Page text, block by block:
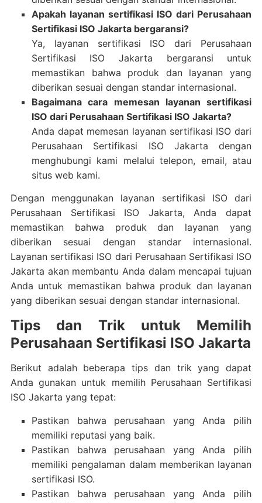
Apakah layanan sertifikasi ISO dari Perusahaan
Sertifikasi ISO Jakarta bergaransi?
Ya, layanan sertifikasi ISO dari Perusahaan
Sertifikasi ISO Jakarta bergaransi untuk
memastikan bahwa produk dan layanan yang
diberikan sesuai dengan standar internasional.
Bagaimana cara memesan layanan sertifikasi
ISO dari Perusahaan Sertifikasi ISO Jakarta?
Anda dapat memesan layanan sertifikasi ISO dari
Perusahaan Sertifikasi ISO Jakarta dengan
menghubungi kami melalui telepon, email, atau
situs web kami.
Dengan menggunakan layanan sertifikasi ISO dari
Perusahaan Sertifikasi ISO Jakarta, Anda dapat
memastikan bahwa produk dan layanan yang
diberikan sesuai dengan standar internasional.
Layanan sertifikasi ISO dari Perusahaan Sertifikasi ISO
Jakarta akan membantu Anda dalam mencapai tujuan
Anda untuk memastikan bahwa produk dan layanan
yang diberikan sesuai dengan standar internasional.
Tips dan Trik untuk Memilih
Perusahaan Sertifikasi ISO Jakarta
Berikut adalah beberapa tips dan trik yang dapat
Anda gunakan untuk memilih Perusahaan Sertifikasi
ISO Jakarta yang tepat:
Pastikan bahwa perusahaan yang Anda pilih
memiliki reputasi yang baik.
Pastikan bahwa perusahaan yang Anda pilih
memiliki pengalaman dalam memberikan layanan
sertifikasi ISO.
Pastikan bahwa perusahaan yang Anda pilih